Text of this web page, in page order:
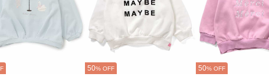
50% OFF 50% OFF